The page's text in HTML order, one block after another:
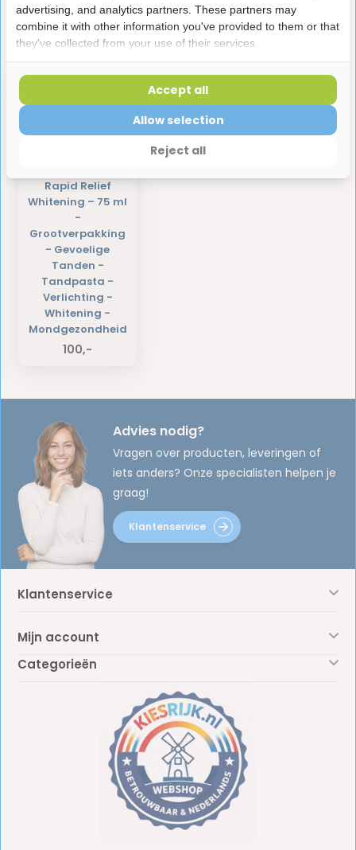
Laatst bekeken producten
Rapid Relief
Whitening – 75 ml
-
Grootverpakking
- Gevoelige
Tanden -
Tandpasta -
Verlichting -
Whitening -
Mondgezondheid
100,-
Advies nodig?
Vragen over producten, leveringen of
iets anders? Onze specialisten helpen je
graag!
Klantenservice
Klantenservice
Mijn account
Categorieën
advertising, and analytics partners. These partners may
combine it with other information you've provided to them or that
they've collected from your use of their services.
Reject all
Allow selection
Accept all